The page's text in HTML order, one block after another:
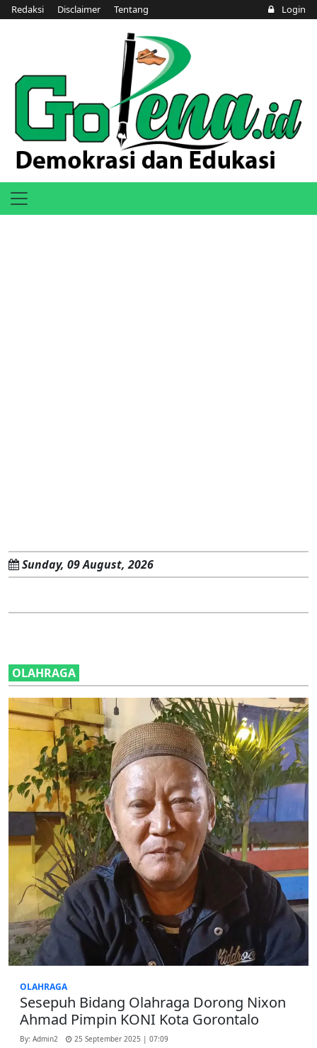
Redaksi Disclaimer Tentang Login
Sunday, 09 August, 2026
OLAHRAGA
OLAHRAGA
Sesepuh Bidang Olahraga Dorong Nixon
Ahmad Pimpin KONI Kota Gorontalo
By: Admin2 25 September 2025 | 07:09